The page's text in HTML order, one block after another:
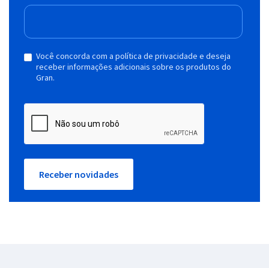
Você concorda com a política de privacidade e deseja
receber informações adicionais sobre os produtos do
Gran.
Receber novidades